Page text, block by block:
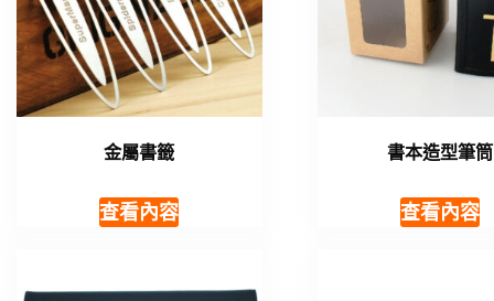
金屬書籤
查看內容
書本造型筆筒
查看內容